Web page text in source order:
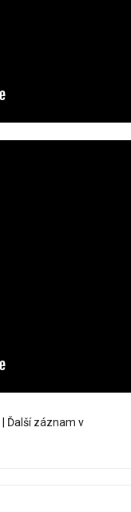
Ďalší záznam v